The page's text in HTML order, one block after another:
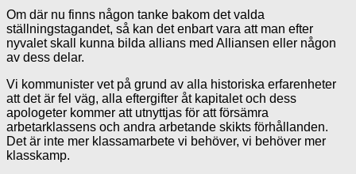
Om där nu finns någon tanke bakom det valda
ställningstagandet, så kan det enbart vara att man efter
nyvalet skall kunna bilda allians med Alliansen eller någon
av dess delar.
Vi kommunister vet på grund av alla historiska erfarenheter
att det är fel väg, alla eftergifter åt kapitalet och dess
apologeter kommer att utnyttjas för att försämra
arbetarklassens och andra arbetande skikts förhållanden.
Det är inte mer klassamarbete vi behöver, vi behöver mer
klasskamp.